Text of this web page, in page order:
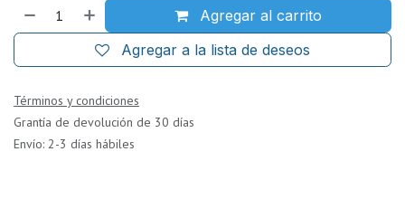
Agregar al carrito
Agregar a la lista de deseos
Términos y condiciones
Grantía de devolución de 30 días
Envío: 2-3 días hábiles